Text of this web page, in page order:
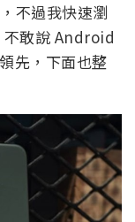
不過我快速瀏
不敢說 Android
先，下面也整